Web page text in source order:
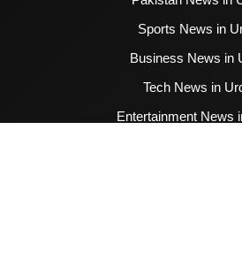
Sports News in
Business News in
Tech News in
Entertainment News